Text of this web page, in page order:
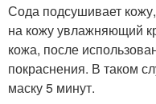
Сода подсушивает
на кожу увлажняющий
кожа, после
покраснения. В таком
маску 5 минут.